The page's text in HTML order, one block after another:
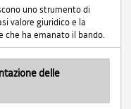
uno strumento di
valore giuridico e la
che ha emanato il bando.
delle